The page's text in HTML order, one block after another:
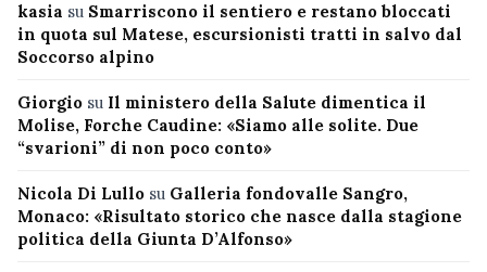
kasia su Smarriscono il sentiero e restano bloccati
in quota sul Matese, escursionisti tratti in salvo dal
Soccorso alpino
Giorgio su Il ministero della Salute dimentica il
Molise, Forche Caudine: «Siamo alle solite. Due
“svarioni” di non poco conto»
Nicola Di Lullo su Galleria fondovalle Sangro,
Monaco: «Risultato storico che nasce dalla stagione
politica della Giunta D’Alfonso»